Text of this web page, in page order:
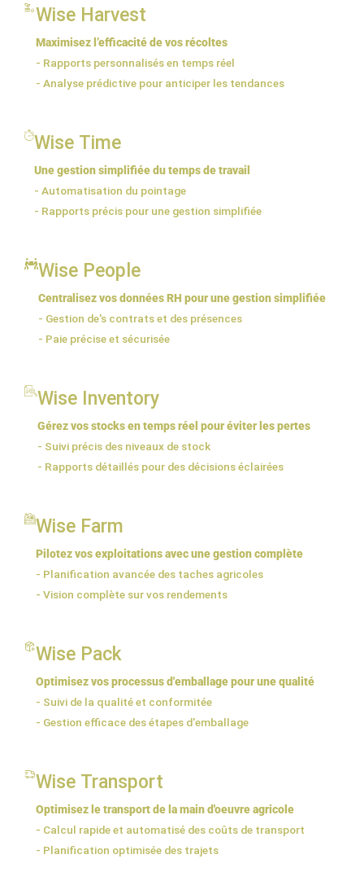
Wise Harvest
Maximisez l’efficacité de vos récoltes
- Rapports personnalisés en temps réel
- Analyse prédictive pour anticiper les tendances
Wise Time
Une gestion simplifiée du temps de travail
- Automatisation du pointage
- Rapports précis pour une gestion simplifiée
Wise People
Centralisez vos données RH pour une gestion simplifiée
- Gestion de's contrats et des présences
- Paie précise et sécurisée
Wise Inventory
Gérez vos stocks en temps réel pour éviter les pertes
- Suivi précis des niveaux de stock
- Rapports détaillés pour des décisions éclairées
Wise Farm
Pilotez vos exploitations avec une gestion complète
- Planification avancée des taches agricoles
- Vision complète sur vos rendements
Wise Pack
Optimisez vos processus d'emballage pour une qualité
- Suivi de la qualité et conformitée
- Gestion efficace des étapes d'emballage
Wise Transport
Optimisez le transport de la main d'oeuvre agricole
- Calcul rapide et automatisé des coûts de transport
- Planification optimisée des trajets